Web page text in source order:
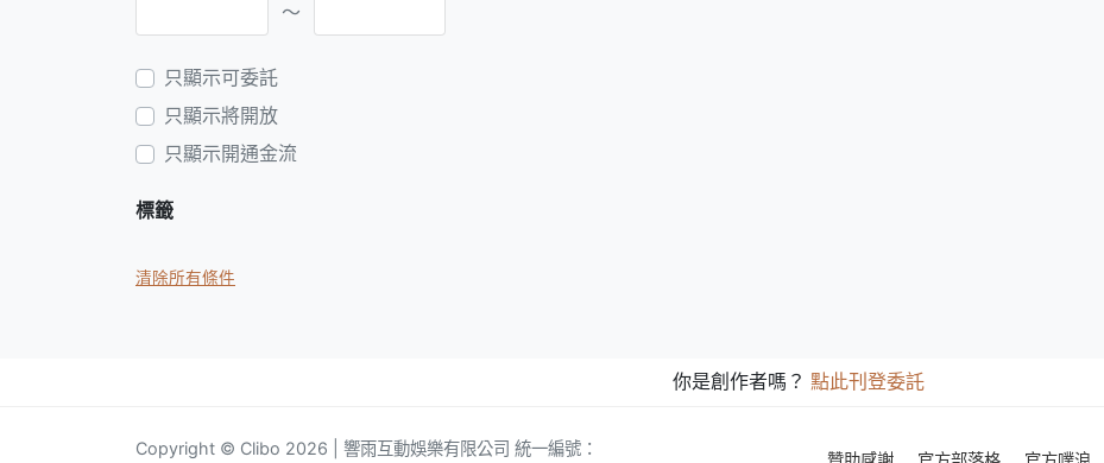
～
只顯示可委託
只顯示將開放
只顯示開通金流
標籤
清除所有條件
你是創作者嗎？ 點此刊登委託
Copyright © Clibo 2026 | 響雨互動娛樂有限公司 統一編號：